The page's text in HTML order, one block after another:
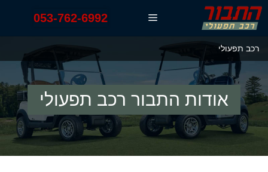
לדלג
לתוכן
תפריט 053-762-6992
רכב תפעולי
אודות התבור רכב תפעולי